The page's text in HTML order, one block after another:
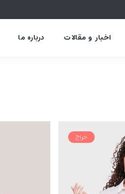
اخبار و مقالات درباره ما
حراج